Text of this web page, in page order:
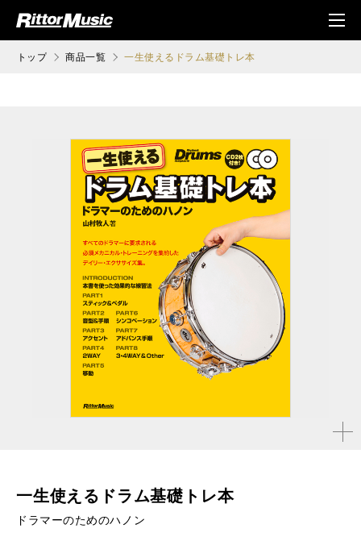
ジック (Rittor Musi
メニ
ュ
トップ 商品一覧 一生使えるドラム基礎トレ本
拡大す
一生使えるドラム基礎トレ本
ドラマーのためのハノン